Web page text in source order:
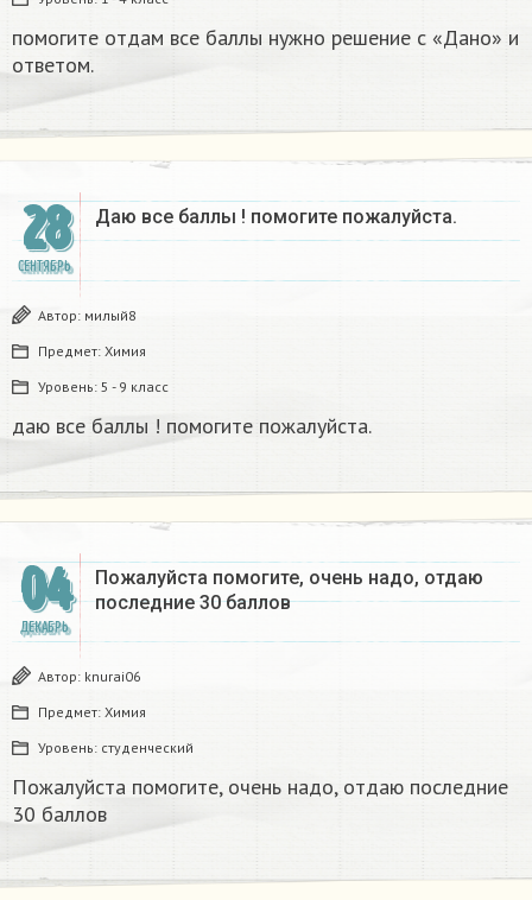
помогите отдам все баллы нужно решение с «Дано» и
ответом. ​
28
СЕНТЯБРЬ
Даю все баллы ! помогите пожалуйста.​
Автор: милый8
Предмет: Химия
Уровень: 5 - 9 класс
даю все баллы ! помогите пожалуйста.​
04
ДЕКАБРЬ
Пожалуйста помогите, очень надо, отдаю
последние 30 баллов
Автор: knurai06
Предмет: Химия
Уровень: студенческий
Пожалуйста помогите, очень надо, отдаю последние
30 баллов